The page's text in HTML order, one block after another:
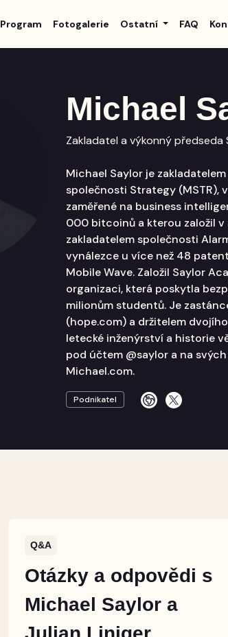
Program Fotogalerie Ostatní FAQ
Michael
Zakladatel a výkonný
Michael Saylor je
společnosti Strategy (MSTR),
zaměřené na business
000 bitcoinů a kterou založil v
zakladatelem společnosti
vynálezce u více než 48
Mobile Wave. Založil Saylor
organizaci, která poskytla
milionům studentů. Je
(hope.com) a držitelem
letecké inženýrství a historie
pod účtem @saylor a na
Michael.com.
Podnikatel
Q&A
Otázky a odpovědi s
Michael Saylor a